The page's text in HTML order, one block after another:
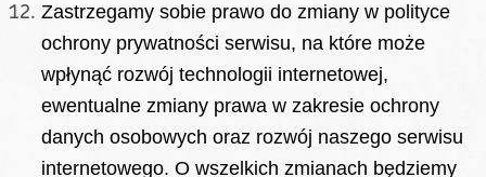
Zastrzegamy sobie prawo do zmiany w polityce
ochrony prywatności serwisu, na które może
wpłynąć rozwój technologii internetowej,
ewentualne zmiany prawa w zakresie ochrony
danych osobowych oraz rozwój naszego serwisu
internetowego. O wszelkich zmianach będziemy